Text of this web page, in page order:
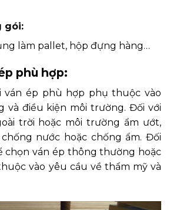
gói:
làm pallet, hộp đựng hàng…
phù hợp:
ván ép phù hợp phụ thuộc vào
và điều kiện môi trường. Đối với
trời hoặc môi trường ẩm ướt,
nước hoặc chống ẩm. Đối
chọn ván ép thông thường hoặc
vào yêu cầu về thẩm mỹ và